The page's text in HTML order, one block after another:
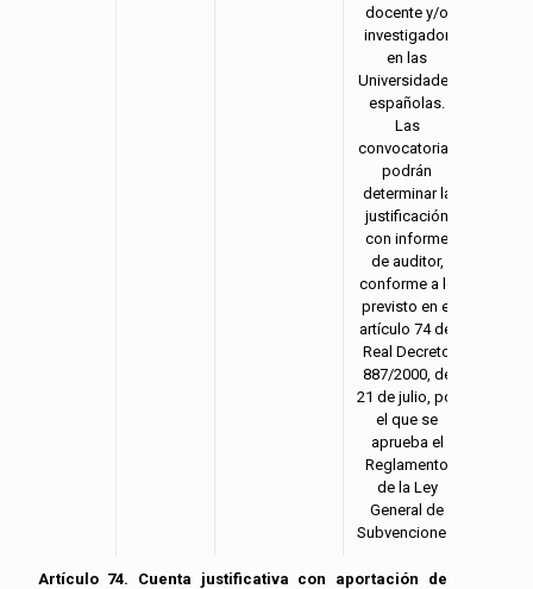
docente y/o
investigador
en las
Universidades
españolas.
Las
convocatorias
podrán
determinar la
justificación
con informe
de auditor,
conforme a lo
previsto en el
artículo 74 del
Real Decreto
887/2000, de
21 de julio, por
el que se
aprueba el
Reglamento
de la Ley
General de
Subvenciones.
Artículo 74. Cuenta justificativa con aportación de